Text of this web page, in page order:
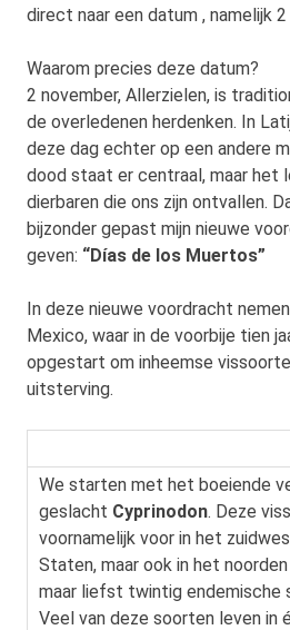
direct naar een datum , namelijk 2
Waarom precies deze datum?
2 november, Allerzielen, is
de overledenen herdenken. In
deze dag echter op een andere
dood staat er centraal, maar het
dierbaren die ons zijn ontvallen.
bijzonder gepast mijn nieuwe
geven: “Días de los Muertos”
In deze nieuwe voordracht
Mexico, waar in de voorbije tien
opgestart om inheemse
uitsterving.
We starten met het boeiende
geslacht Cyprinodon. Deze
voornamelijk voor in het
Staten, maar ook in het
maar liefst twintig endemische
Veel van deze soorten leven in